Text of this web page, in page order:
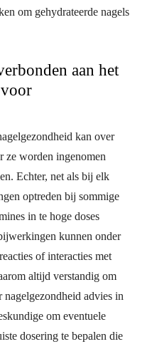
om gehydrateerde nagels
aan het
kan over
ze worden ingenomen
Echter, net als bij elk
optreden bij sommige
in te hoge doses
kunnen onder
of interacties met
altijd verstandig om
advies in
om eventuele
dosering te bepalen die